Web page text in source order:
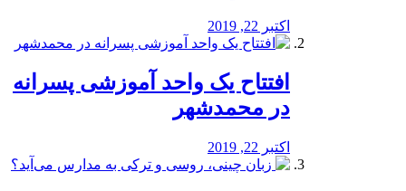
اکتبر 22, 2019
افتتاح یک واحد آموزشی پسرانه
در محمدشهر
اکتبر 22, 2019